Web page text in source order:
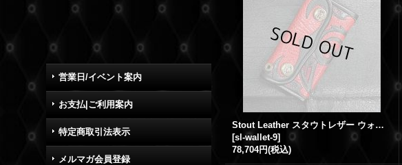
営業日/イベント案内
お支払|ご利用案内
特定商取引法表示
メルマガ会員登録
Stout Leather スタウトレザー ウォレット 9
[sl-wallet-9]
78,704円(税込)